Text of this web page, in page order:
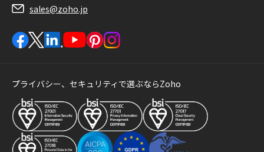
sales@zoho.jp
プライバシー、セキュリティで選ぶならZoho